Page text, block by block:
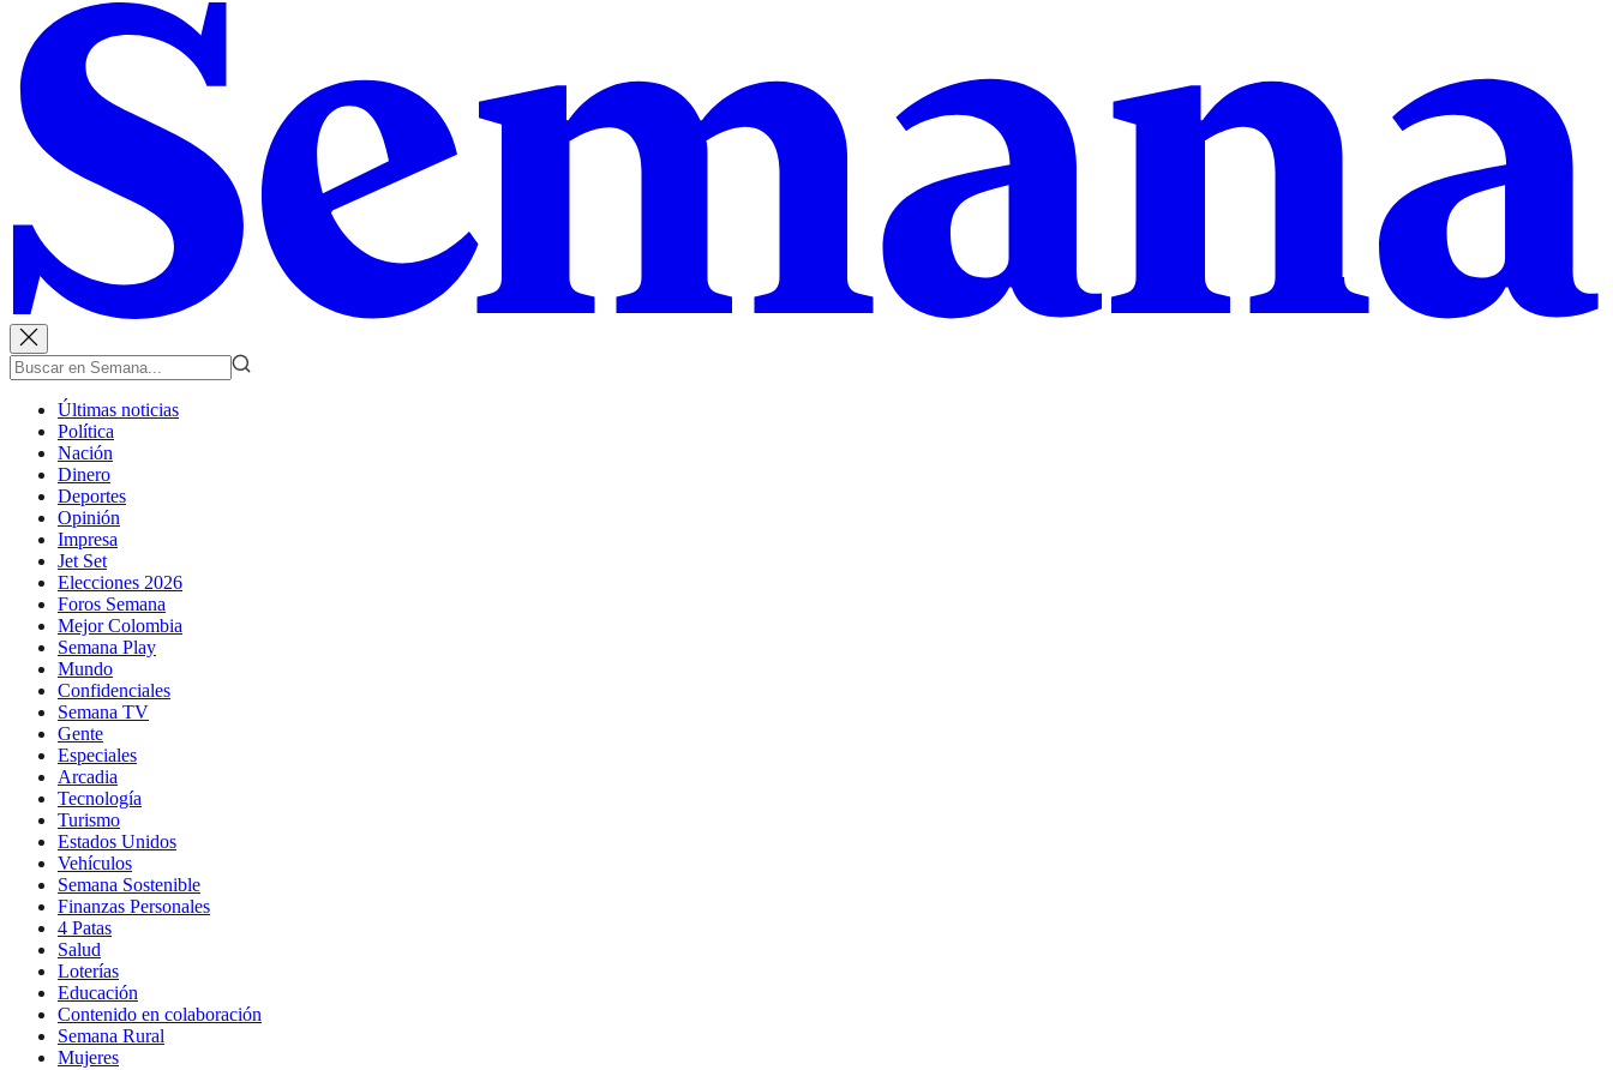
Últimas noticias
Política
Nación
Dinero
Deportes
Opinión
Impresa
Jet Set
Elecciones 2026
Foros Semana
Mejor Colombia
Semana Play
Mundo
Confidenciales
Semana TV
Gente
Especiales
Arcadia
Tecnología
Turismo
Estados Unidos
Vehículos
Semana Sostenible
Finanzas Personales
4 Patas
Salud
Loterías
Educación
Contenido en colaboración
Semana Rural
Mujeres